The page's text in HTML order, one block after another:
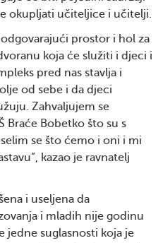
okupljati učiteljice i učitelji.
prostor i hol za
koja će služiti i djeci i
pred nas stavlja i
od sebe i da djeci
Zahvaljujem se
Braće Bobetko što su s
se što ćemo i oni i mi
kazao je ravnatelj
i useljena da
i mladih nije godinu
jedne suglasnosti koja je